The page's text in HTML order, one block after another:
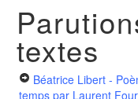
textes
Béatrice Libert -
temps par Laurent